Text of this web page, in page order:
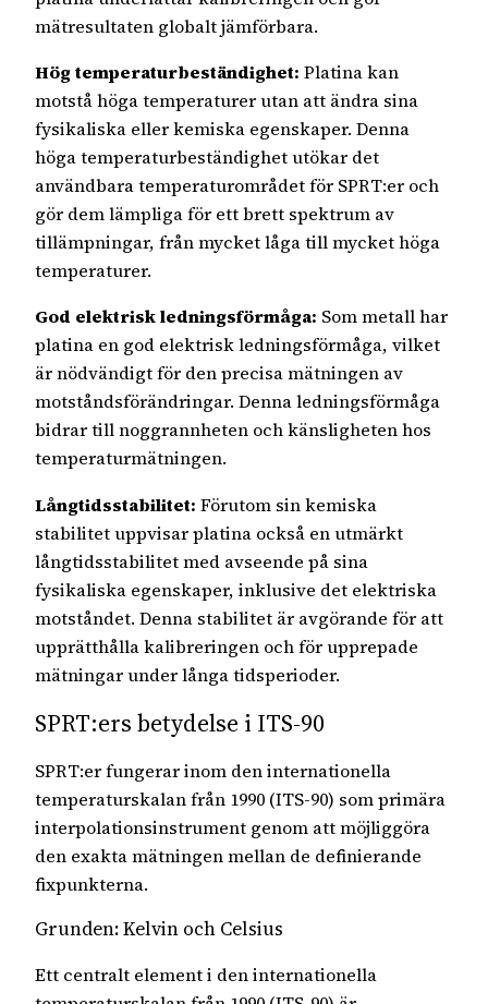
mätresultaten globalt jämförbara.
Hög temperaturbeständighet: Platina kan
motstå höga temperaturer utan att ändra sina
fysikaliska eller kemiska egenskaper. Denna
höga temperaturbeständighet utökar det
användbara temperaturområdet för SPRT:er och
gör dem lämpliga för ett brett spektrum av
tillämpningar, från mycket låga till mycket höga
temperaturer.
God elektrisk ledningsförmåga: Som metall har
platina en god elektrisk ledningsförmåga, vilket
är nödvändigt för den precisa mätningen av
motståndsförändringar. Denna ledningsförmåga
bidrar till noggrannheten och känsligheten hos
temperaturmätningen.
Långtidsstabilitet: Förutom sin kemiska
stabilitet uppvisar platina också en utmärkt
långtidsstabilitet med avseende på sina
fysikaliska egenskaper, inklusive det elektriska
motståndet. Denna stabilitet är avgörande för att
upprätthålla kalibreringen och för upprepade
mätningar under långa tidsperioder.
SPRT:ers betydelse i ITS-90
SPRT:er fungerar inom den internationella
temperaturskalan från 1990 (ITS-90) som primära
interpolationsinstrument genom att möjliggöra
den exakta mätningen mellan de definierande
fixpunkterna.
Grunden: Kelvin och Celsius
Ett centralt element i den internationella